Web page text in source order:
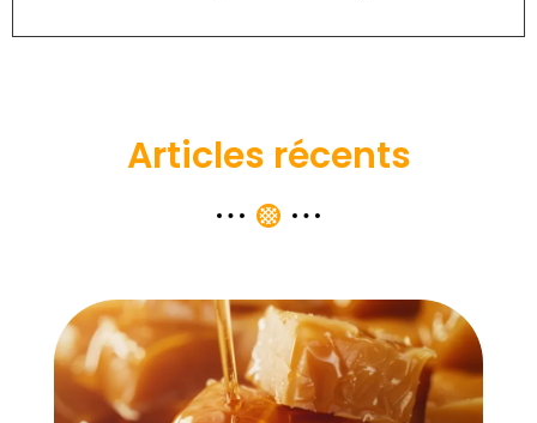
Articles récents